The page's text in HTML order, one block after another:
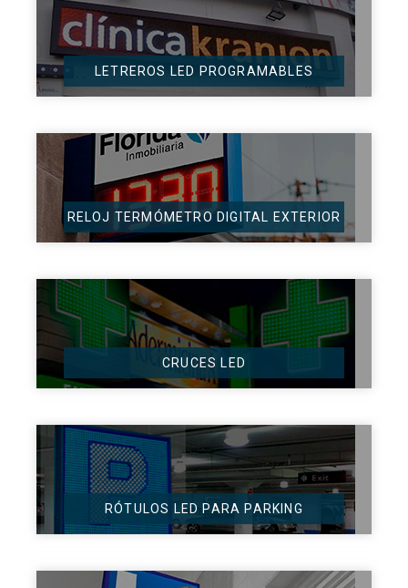
LETREROS LED PROGRAMABLES
RELOJ TERMÓMETRO DIGITAL EXTERIOR
CRUCES LED
RÓTULOS LED PARA PARKING